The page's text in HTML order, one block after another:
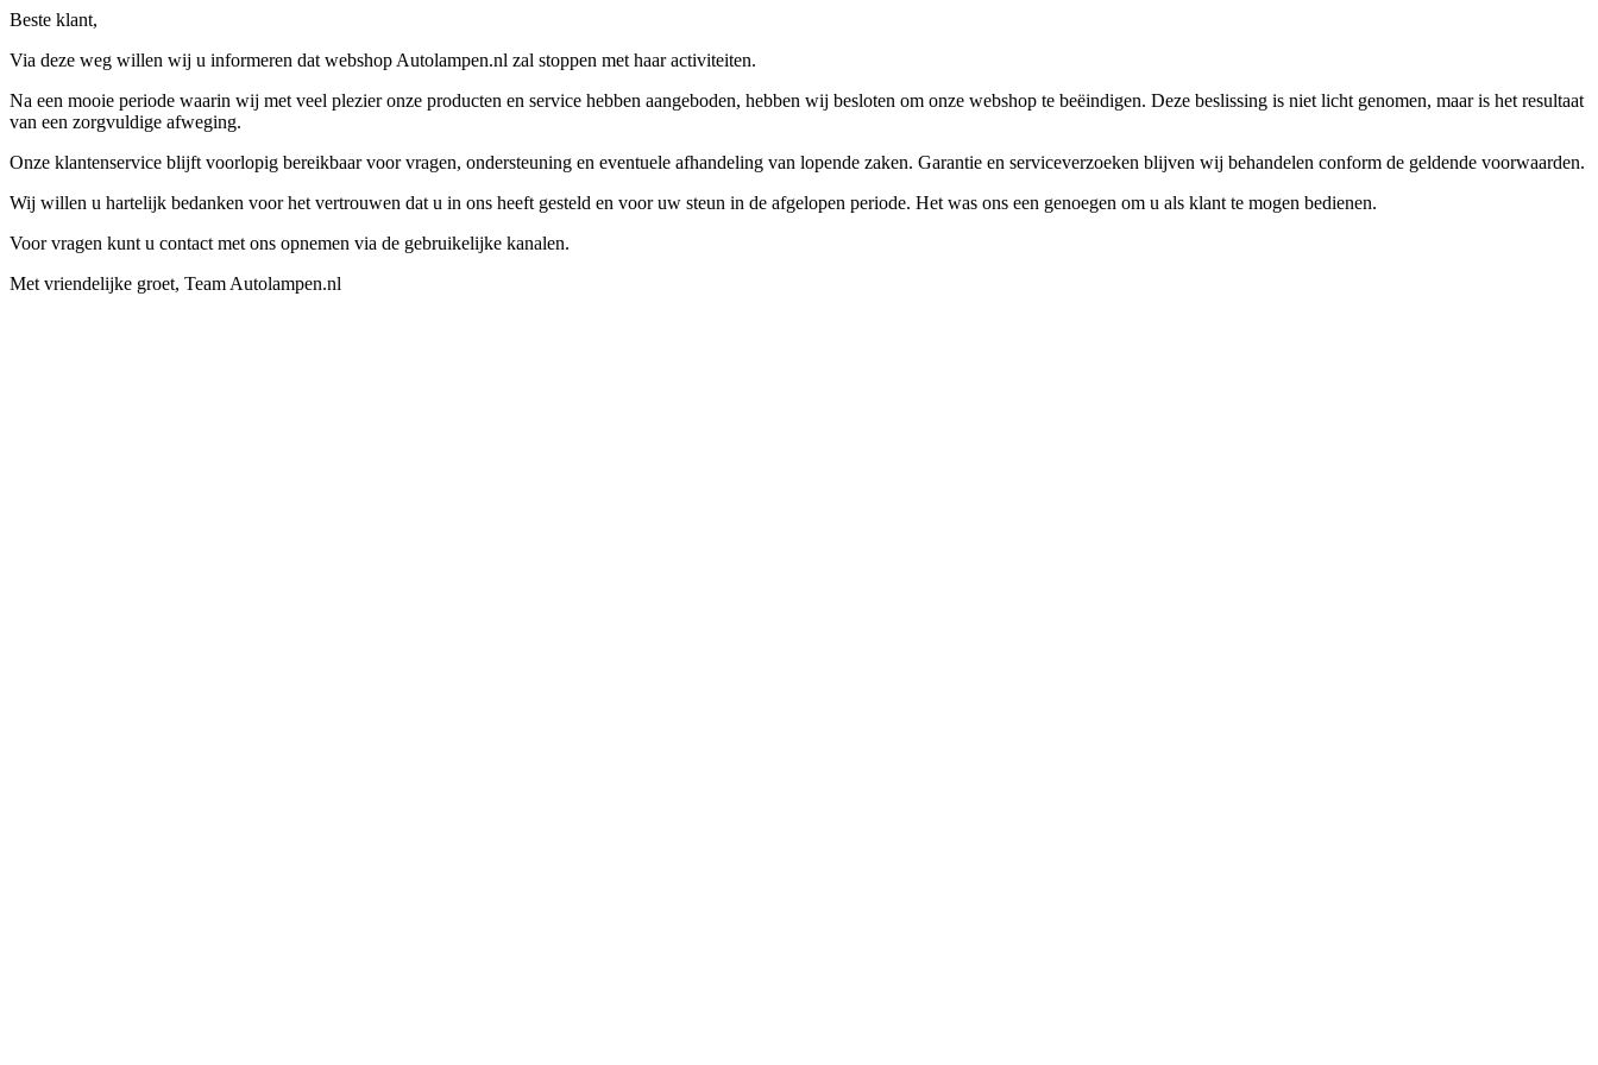
Beste klant,
Via deze weg willen wij u informeren dat webshop Autolampen.nl zal stoppen met haar activiteiten.
Na een mooie periode waarin wij met veel plezier onze producten en service hebben aangeboden, hebben wij besloten om onze webshop te beëindigen. Deze beslissing is niet licht genomen, maar is het resultaat
van een zorgvuldige afweging.
Onze klantenservice blijft voorlopig bereikbaar voor vragen, ondersteuning en eventuele afhandeling van lopende zaken. Garantie en serviceverzoeken blijven wij behandelen conform de geldende voorwaarden.
Wij willen u hartelijk bedanken voor het vertrouwen dat u in ons heeft gesteld en voor uw steun in de afgelopen periode. Het was ons een genoegen om u als klant te mogen bedienen.
Voor vragen kunt u contact met ons opnemen via de gebruikelijke kanalen.
Met vriendelijke groet, Team Autolampen.nl